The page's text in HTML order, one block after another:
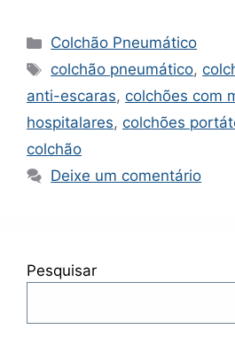
Categorias
Colchão Pneumático
Tags
colchão pneumático,
anti-escaras, colchões com
hospitalares, colchões
colchão
Deixe um comentário
Pesquisar